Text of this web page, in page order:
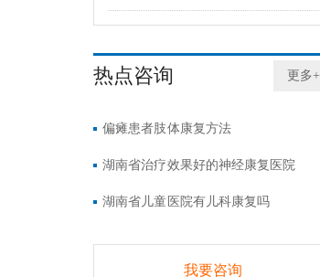
热点咨询 更多+
偏瘫患者肢体康复方法
湖南省治疗效果好的神经康复医院
湖南省儿童医院有儿科康复吗
我要咨询